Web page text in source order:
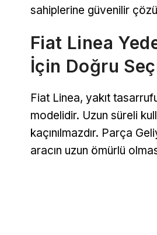
sahiplerine güvenilir
Fiat Linea
İçin Doğru
Fiat Linea, yakıt
modelidir. Uzun süreli
kaçınılmazdır. Parça
aracın uzun ömürlü